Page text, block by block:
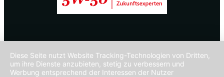
Diese Seite nutzt Website Tracking-Technologien von Dritten,
um ihre Dienste anzubieten, stetig zu verbessern und
Werbung entsprechend der Interessen der Nutzer